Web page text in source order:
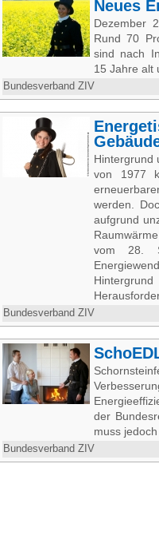
Neues
Dezember
Rund 70
sind nach
15 Jahre alt
Bundesverband ZIV
Hintergrund
von 1977
werden.
aufgrund
vom 28.
Bundesverband ZIV
der
muss
Bundesverband ZIV